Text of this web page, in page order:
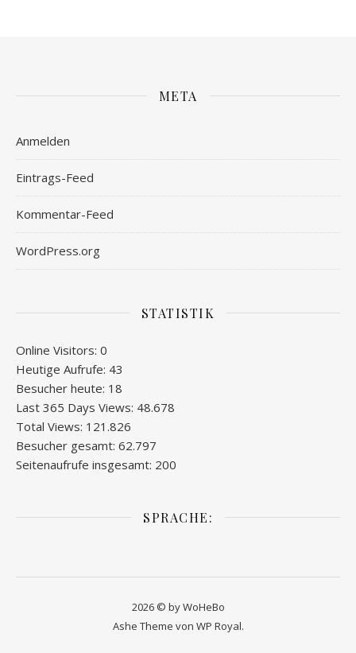
META
Anmelden
Eintrags-Feed
Kommentar-Feed
WordPress.org
STATISTIK
Online Visitors: 0
Heutige Aufrufe: 43
Besucher heute: 18
Last 365 Days Views: 48.678
Total Views: 121.826
Besucher gesamt: 62.797
Seitenaufrufe insgesamt: 200
SPRACHE:
2026 © by WoHeBo
Ashe Theme von WP Royal.